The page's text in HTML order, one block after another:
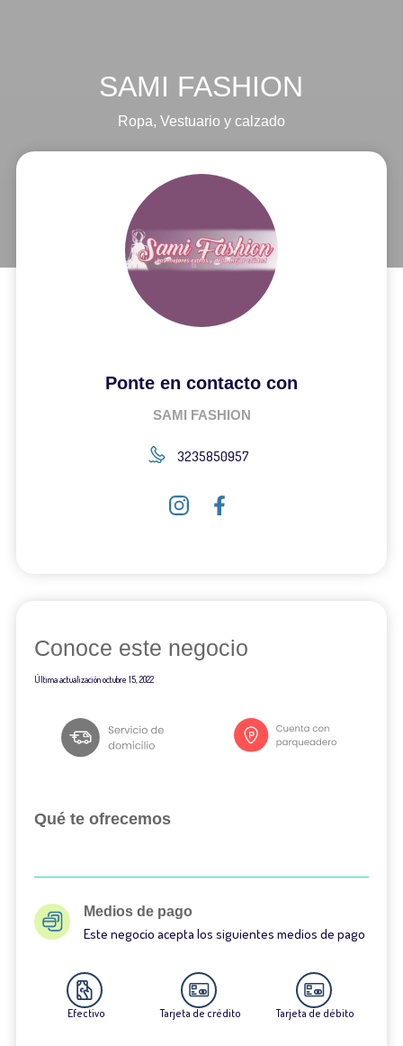
SAMI FASHION
Ropa, Vestuario y calzado
Ponte en contacto con
SAMI FASHION
3235850957
Conoce este negocio
Última actualizaciónoctubre 15, 2022
Qué te ofrecemos
Medios de pago
Este negocio acepta los siguientes medios de pago
Efectivo Tarjeta de crédito Tarjeta de débito